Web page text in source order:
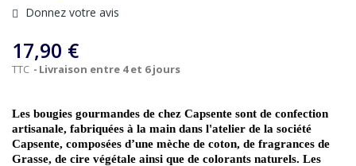
Donnez votre avis
17,90 €
TTC Livraison entre 4 et 6 jours
Les bougies gourmandes de chez Capsente sont de confection
artisanale, fabriquées à la main dans l'atelier de la société
Capsente, composées d’une mèche de coton, de fragrances de
Grasse, de cire végétale ainsi que de colorants naturels. Les